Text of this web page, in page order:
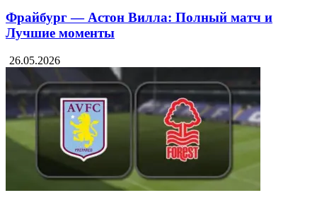
Фрайбург — Астон Вилла: Полный матч и
Лучшие моменты
26.05.2026